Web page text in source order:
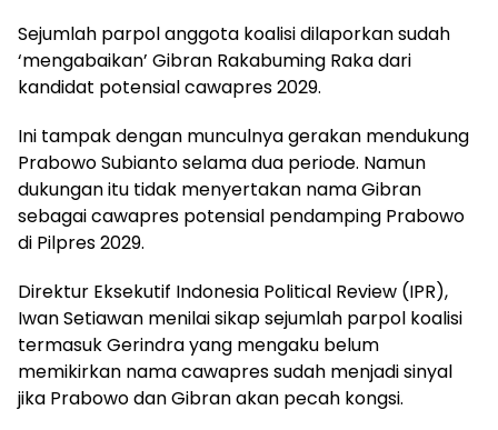
Sejumlah parpol anggota koalisi dilaporkan sudah
‘mengabaikan’ Gibran Rakabuming Raka dari
kandidat potensial cawapres 2029.
Ini tampak dengan munculnya gerakan mendukung
Prabowo Subianto selama dua periode. Namun
dukungan itu tidak menyertakan nama Gibran
sebagai cawapres potensial pendamping Prabowo
di Pilpres 2029.
Direktur Eksekutif Indonesia Political Review (IPR),
Iwan Setiawan menilai sikap sejumlah parpol koalisi
termasuk Gerindra yang mengaku belum
memikirkan nama cawapres sudah menjadi sinyal
jika Prabowo dan Gibran akan pecah kongsi.